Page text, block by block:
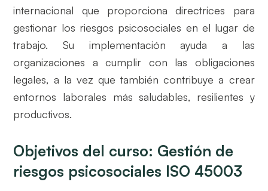
internacional que proporciona directrices para
gestionar los riesgos psicosociales en el lugar de
trabajo. Su implementación ayuda a las
organizaciones a cumplir con las obligaciones
legales, a la vez que también contribuye a crear
entornos laborales más saludables, resilientes y
productivos.
Objetivos del curso: Gestión de
riesgos psicosociales ISO 45003